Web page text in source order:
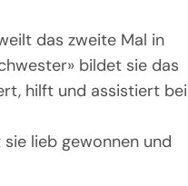
das zweite Mal in
bildet sie das
hilft und assistiert bei
lieb gewonnen und